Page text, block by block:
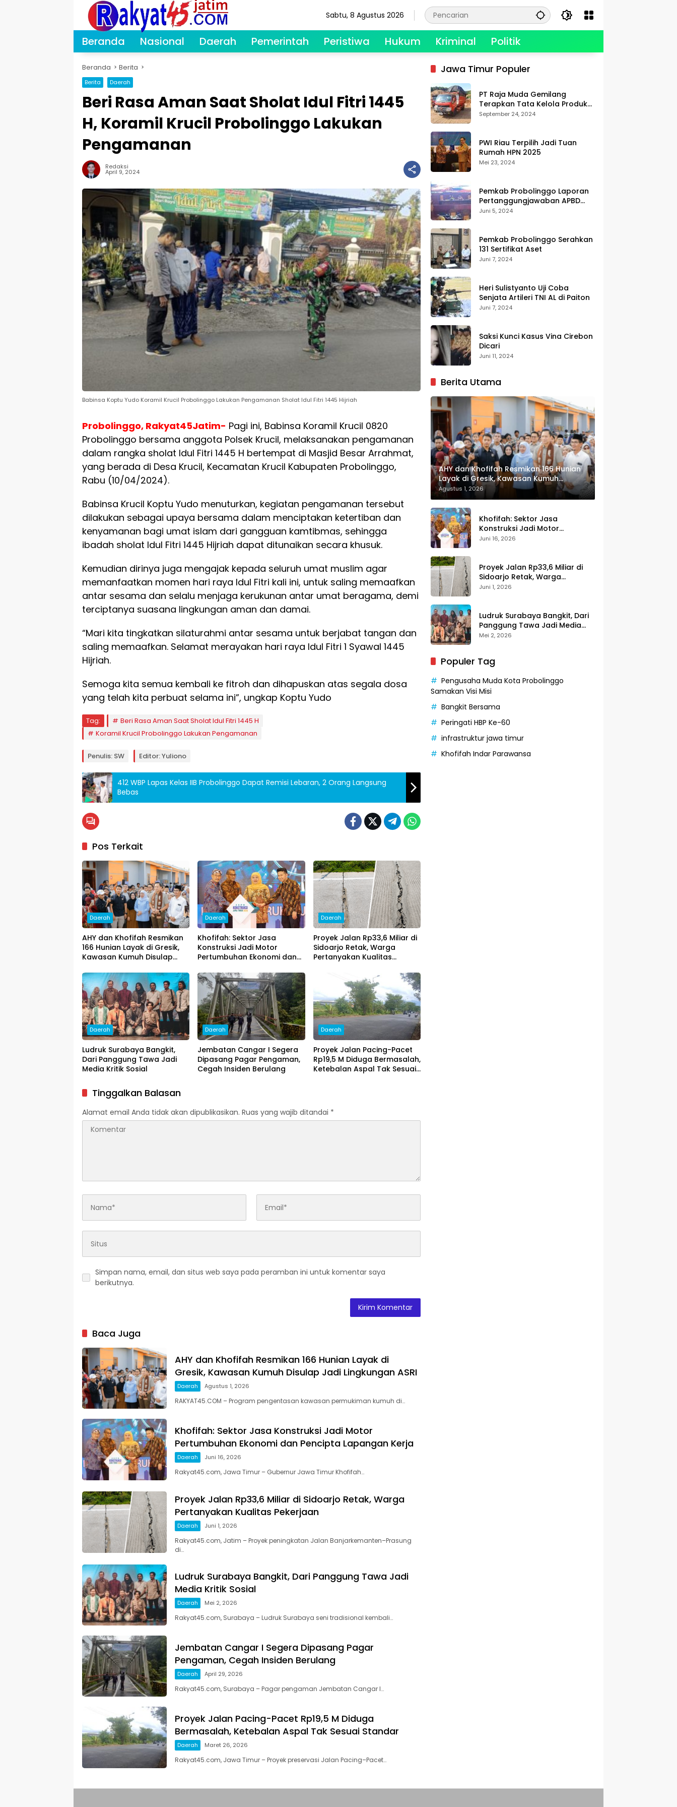
Sabtu, 8 Agustus 2026
Beranda Nasional Daerah Pemerintah Peristiwa Hukum Kriminal Politik
Beranda Berita
Berita Daerah
Beri Rasa Aman Saat Sholat Idul Fitri 1445
H, Koramil Krucil Probolinggo Lakukan
Pengamanan
Redaksi
April 9, 2024
Babinsa Koptu Yudo Koramil Krucil Probolinggo Lakukan Pengamanan Sholat Idul Fitri 1445 Hijriah
Probolinggo, Rakyat45Jatim- Pagi ini, Babinsa Koramil Krucil 0820
Probolinggo bersama anggota Polsek Krucil, melaksanakan pengamanan
dalam rangka sholat Idul Fitri 1445 H bertempat di Masjid Besar Arrahmat,
yang berada di Desa Krucil, Kecamatan Krucil Kabupaten Probolinggo,
Rabu (10/04/2024).
Babinsa Krucil Koptu Yudo menuturkan, kegiatan pengamanan tersebut
dilakukan sebagai upaya bersama dalam menciptakan ketertiban dan
kenyamanan bagi umat islam dari gangguan kamtibmas, sehingga
ibadah sholat Idul Fitri 1445 Hijriah dapat ditunaikan secara khusuk.
Kemudian dirinya juga mengajak kepada seluruh umat muslim agar
memanfaatkan momen hari raya Idul Fitri kali ini, untuk saling memaafkan
antar sesama dan selalu menjaga kerukunan antar umat beragama, demi
terciptanya suasana lingkungan aman dan damai.
“Mari kita tingkatkan silaturahmi antar sesama untuk berjabat tangan dan
saling memaafkan. Selamat merayakan hari raya Idul Fitri 1 Syawal 1445
Hijriah.
Semoga kita semua kembali ke fitroh dan dihapuskan atas segala dosa
yang telah kita perbuat selama ini”, ungkap Koptu Yudo
Tag:
Beri Rasa Aman Saat Sholat Idul Fitri 1445 H
Koramil Krucil Probolinggo Lakukan Pengamanan
Penulis: SW Editor: Yuliono
412 WBP Lapas Kelas IIB Probolinggo Dapat Remisi Lebaran, 2 Orang Langsung
Bebas
Pos Terkait
Daerah
AHY dan Khofifah Resmikan
166 Hunian Layak di Gresik,
Kawasan Kumuh Disulap
Daerah
Khofifah: Sektor Jasa
Konstruksi Jadi Motor
Pertumbuhan Ekonomi dan
Daerah
Proyek Jalan Rp33,6 Miliar di
Sidoarjo Retak, Warga
Pertanyakan Kualitas
Daerah
Ludruk Surabaya Bangkit,
Dari Panggung Tawa Jadi
Media Kritik Sosial
Daerah
Jembatan Cangar I Segera
Dipasang Pagar Pengaman,
Cegah Insiden Berulang
Daerah
Proyek Jalan Pacing-Pacet
Rp19,5 M Diduga Bermasalah,
Ketebalan Aspal Tak Sesuai
Tinggalkan Balasan
Alamat email Anda tidak akan dipublikasikan. Ruas yang wajib ditandai *
Simpan nama, email, dan situs web saya pada peramban ini untuk komentar saya
berikutnya.
Baca Juga
AHY dan Khofifah Resmikan 166 Hunian Layak di
Gresik, Kawasan Kumuh Disulap Jadi Lingkungan ASRI
Daerah Agustus 1, 2026
RAKYAT45.COM – Program pengentasan kawasan permukiman kumuh di…
Khofifah: Sektor Jasa Konstruksi Jadi Motor
Pertumbuhan Ekonomi dan Pencipta Lapangan Kerja
Daerah Juni 16, 2026
Rakyat45.com, Jawa Timur – Gubernur Jawa Timur Khofifah…
Proyek Jalan Rp33,6 Miliar di Sidoarjo Retak, Warga
Pertanyakan Kualitas Pekerjaan
Daerah Juni 1, 2026
Rakyat45.com, Jatim – Proyek peningkatan Jalan Banjarkemanten–Prasung
di…
Ludruk Surabaya Bangkit, Dari Panggung Tawa Jadi
Media Kritik Sosial
Daerah Mei 2, 2026
Rakyat45.com, Surabaya – Ludruk Surabaya seni tradisional kembali…
Jembatan Cangar I Segera Dipasang Pagar
Pengaman, Cegah Insiden Berulang
Daerah April 29, 2026
Rakyat45.com, Surabaya – Pagar pengaman Jembatan Cangar I…
Proyek Jalan Pacing-Pacet Rp19,5 M Diduga
Bermasalah, Ketebalan Aspal Tak Sesuai Standar
Daerah Maret 26, 2026
Rakyat45.com, Jawa Timur – Proyek preservasi Jalan Pacing–Pacet…
Jawa Timur Populer
PT Raja Muda Gemilang
Terapkan Tata Kelola Produksi,
Berikan Kualitas dan
September 24, 2024
PWI Riau Terpilih Jadi Tuan
Rumah HPN 2025
Mei 23, 2024
Pemkab Probolinggo Laporan
Pertanggungjawaban APBD
2023
Juni 5, 2024
Pemkab Probolinggo Serahkan
131 Sertifikat Aset
Juni 7, 2024
Heri Sulistyanto Uji Coba
Senjata Artileri TNI AL di Paiton
Juni 7, 2024
Saksi Kunci Kasus Vina Cirebon
Dicari
Juni 11, 2024
Berita Utama
AHY dan Khofifah Resmikan 166 Hunian
Layak di Gresik, Kawasan Kumuh
Disulap Jadi Lingkungan ASRI
Agustus 1, 2026
Khofifah: Sektor Jasa
Konstruksi Jadi Motor
Pertumbuhan Ekonomi dan
Juni 16, 2026
Proyek Jalan Rp33,6 Miliar di
Sidoarjo Retak, Warga
Pertanyakan Kualitas
Juni 1, 2026
Ludruk Surabaya Bangkit, Dari
Panggung Tawa Jadi Media
Kritik Sosial
Mei 2, 2026
Populer Tag
Pengusaha Muda Kota Probolinggo
Samakan Visi Misi
Bangkit Bersama
Peringati HBP Ke-60
infrastruktur jawa timur
Khofifah Indar Parawansa